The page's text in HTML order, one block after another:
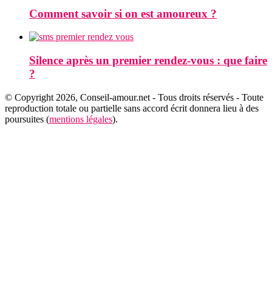
Comment savoir si on est amoureux ?
Silence après un premier rendez-vous : que faire
?
© Copyright 2026, Conseil-amour.net - Tous droits réservés - Toute
reproduction totale ou partielle sans accord écrit donnera lieu à des
poursuites (mentions légales).